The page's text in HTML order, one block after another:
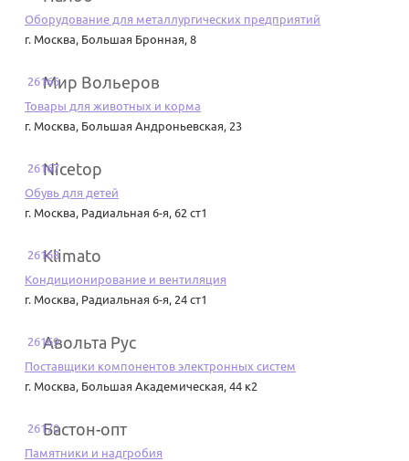
Оборудование для металлургических предприятий
г. Москва, Большая Бронная, 8
26166Мир Вольеров
Товары для животных и корма
г. Москва, Большая Андроньевская, 23
26167Nicetop
Обувь для детей
г. Москва, Радиальная 6-я, 62 ст1
26168Klimato
Кондиционирование и вентиляция
г. Москва, Радиальная 6-я, 24 ст1
26169Авольта Рус
Поставщики компонентов электронных систем
г. Москва, Большая Академическая, 44 к2
26170Бастон-опт
Памятники и надгробия